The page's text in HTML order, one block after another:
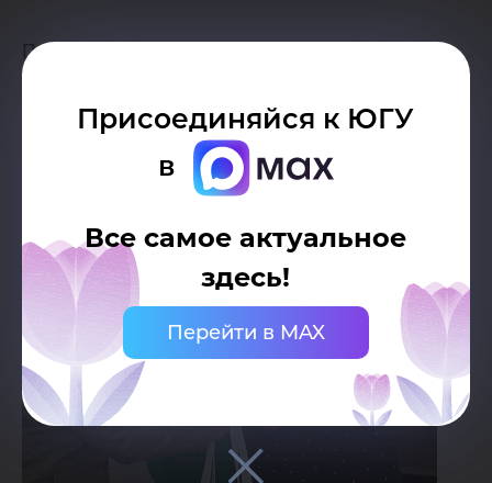
Присоединяйся к ЮГУ
в
Все самое актуальное
здесь!
Перейти в MAX
Поздравляем с заслуженной победой и